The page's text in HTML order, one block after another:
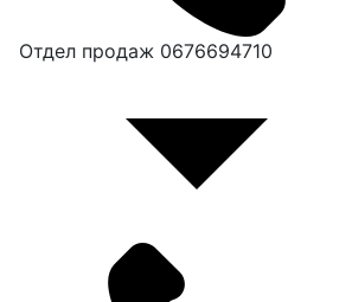
Отдел продаж 0676694710